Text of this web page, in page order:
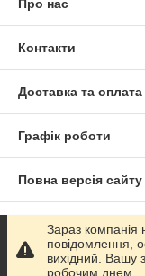
Про нас
Контакти
Доставка та оплата
Графік роботи
Повна версія сайту
Сайт створено на
Політика
Зараз
повідомлення,
вихідний. Вашу
робочим днем.